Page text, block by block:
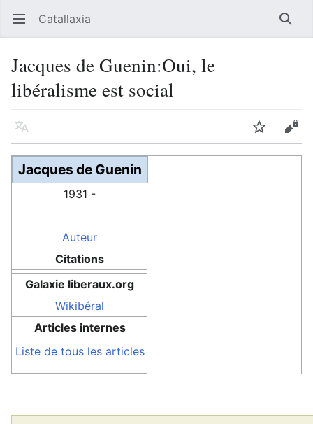
Ouvrir le menu principal Catallaxia
Jacques de Guenin:Oui, le
libéralisme est social
Langue Suivre
Jacques de Guenin
1931 -
Auteur
Citations
Galaxie liberaux.org
Wikibéral
Articles internes
Liste de tous les articles